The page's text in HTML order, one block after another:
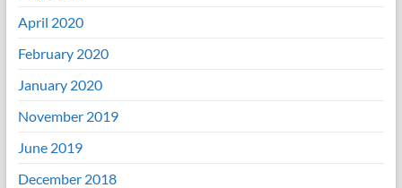
April 2020
February 2020
January 2020
November 2019
June 2019
December 2018